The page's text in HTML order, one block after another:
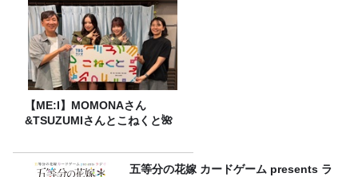
【ME:I】MOMONAさん
&TSUZUMIさんとこねくと🌺
五等分の花嫁 カードゲーム presents ラ